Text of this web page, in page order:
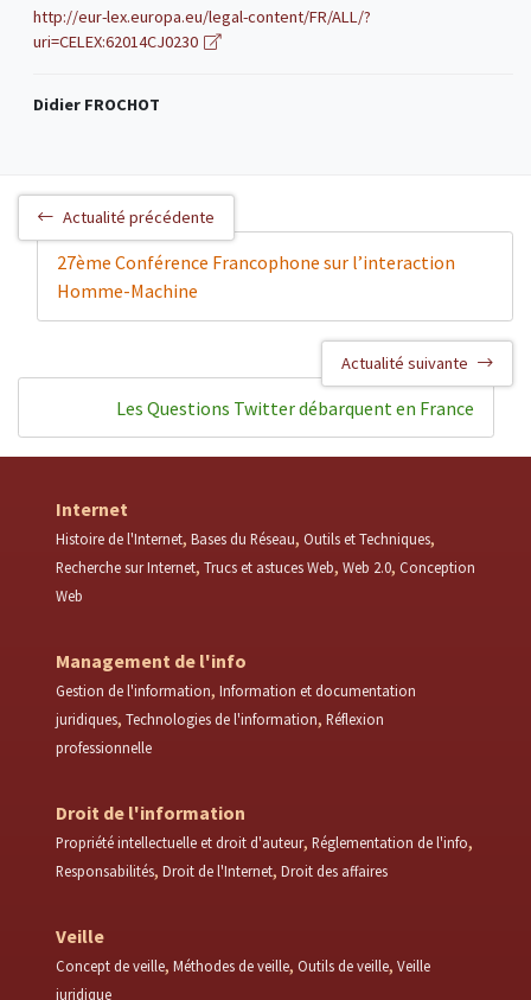
http://eur-lex.europa.eu/legal-content/FR/ALL/?
uri=CELEX:62014CJ0230
Didier FROCHOT
Actualité précédente
27ème Conférence Francophone sur l’interaction
Homme-Machine
Actualité suivante
Les Questions Twitter débarquent en France
Internet
Histoire de l'Internet Bases du Réseau Outils et Techniques
Recherche sur Internet Trucs et astuces Web Web 2.0 Conception
Web
Management de l'info
Gestion de l'information Information et documentation
juridiques Technologies de l'information Réflexion
professionnelle
Droit de l'information
Propriété intellectuelle et droit d'auteur Réglementation de l'info
Responsabilités Droit de l'Internet Droit des affaires
Veille
Concept de veille Méthodes de veille Outils de veille Veille
juridique